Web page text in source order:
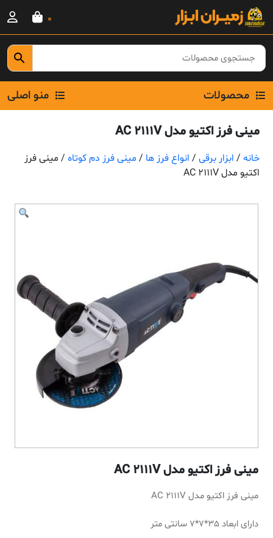
Skip
content
0
محصولات منو اصلی
مینی فرز اکتیو مدل AC 2111V
خانه / ابزار برقی / انواع فرز ها / مینی فرز دم کوتاه / مینی فرز
اکتیو مدل AC 2111V
مینی فرز اکتیو مدل AC 2111V
مینی فرز اکتیو مدل AC 2111V
دارای ابعاد 35*7*7 سانتی متر